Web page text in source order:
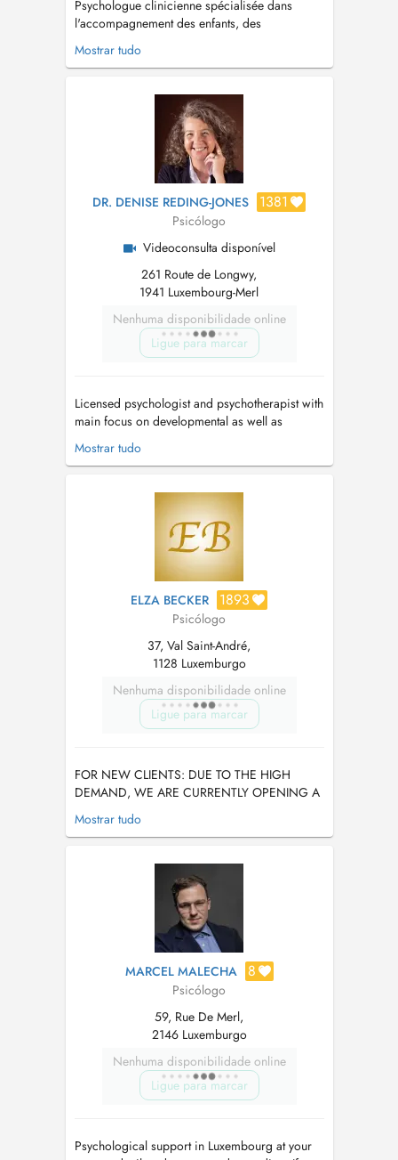
Psychologue clinicienne spécialisée dans
l'accompagnement des enfants, des
adolescents et des familles, je propose un
espace d'écoute confidentiel basé sur des
soutenir et favoriser le développement
harmonieux de chacun. Mon approche est
centrée sur le di...
Mostrar tudo
DR. DENISE REDING-JONES 1381
Psicólogo
Videoconsulta disponível
261 Route de Longwy,
1941 Luxembourg-Merl
Nenhuma disponibilidade online
Ligue para marcar
Licensed psychologist and psychotherapist with
main focus on developmental as well as
complex trauma issues, dissociative disorders,
attachment issues, and personality disorders.
healing as well as teaching and supervising.
Use psychodynamic, adaptive inf...
Mostrar tudo
ELZA BECKER 1893
Psicólogo
37, Val Saint-André,
1128 Luxemburgo
Nenhuma disponibilidade online
Ligue para marcar
FOR NEW CLIENTS: DUE TO THE HIGH
DEMAND, WE ARE CURRENTLY OPENING A
LIMITED NUMBER OF SPOTS. THIS IS FOR
THOSE READY FOR DEEP EMOTIONAL AND
SELECTED INDIVIDUALS WILL BECOME
ONGOING CLIENTS. AS A GENERAL RULE,
WE NO LONGER ACCEPT NEW PATIENTS,
UNLESS YOU HAVE AN ...
Mostrar tudo
MARCEL MALECHA 8
Psicólogo
59, Rue De Merl,
2146 Luxemburgo
Nenhuma disponibilidade online
Ligue para marcar
Psychological support in Luxembourg at your